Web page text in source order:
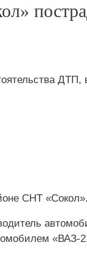
ДТП,
СНТ «Сокол».
«ВАЗ-